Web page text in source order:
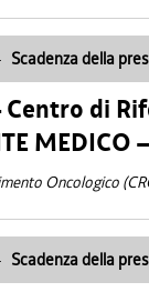
Scadenza della
Centro di
MEDICO
Oncologico
Scadenza della